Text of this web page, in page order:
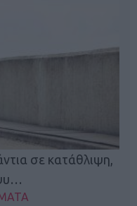
σε κατάθλιψη,